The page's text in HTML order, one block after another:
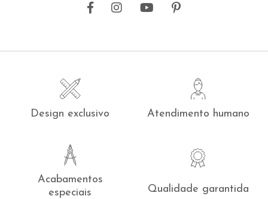
Design exclusivo Atendimento humano
Acabamentos
especiais
Qualidade garantida